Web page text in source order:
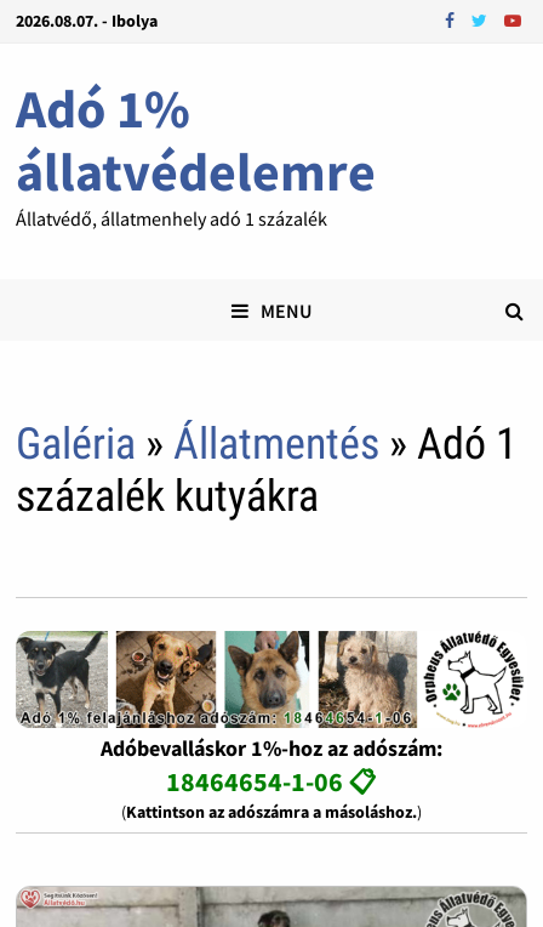
2026.08.07. - Ibolya
Adó 1%
állatvédelemre
Állatvédő, állatmenhely adó 1 százalék
MENU
Galéria » Állatmentés » Adó 1
százalék kutyákra
Adóbevalláskor 1%-hoz az adószám:
18464654-1-06 📋
(Kattintson az adószámra a másoláshoz.)